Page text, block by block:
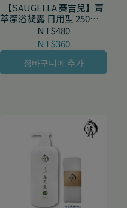
【SAUGELLA 賽吉兒】菁
萃潔浴凝露 日用型 250mL/
瓶 500mL/瓶
NT$360
NT$480
장바구니에 추가